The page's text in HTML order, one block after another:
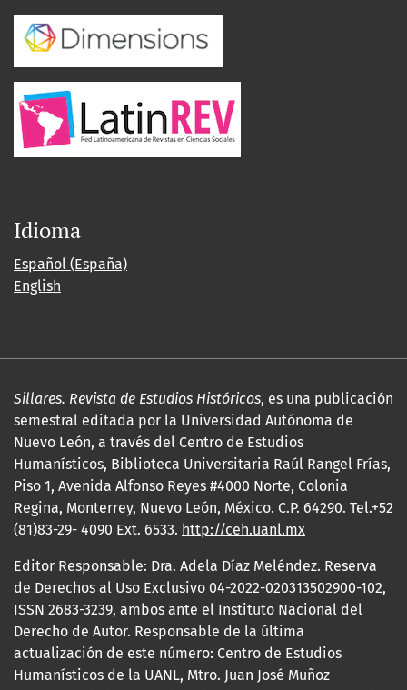
Idioma
Español (España)
English
Sillares. Revista de Estudios Históricos, es una publicación
semestral editada por la Universidad Autónoma de
Nuevo León, a través del Centro de Estudios
Humanísticos, Biblioteca Universitaria Raúl Rangel Frías,
Piso 1, Avenida Alfonso Reyes #4000 Norte, Colonia
Regina, Monterrey, Nuevo León, México. C.P. 64290. Tel.+52
(81)83-29- 4090 Ext. 6533. http://ceh.uanl.mx
Editor Responsable: Dra. Adela Díaz Meléndez. Reserva
de Derechos al Uso Exclusivo 04-2022-020313502900-102,
ISSN 2683-3239, ambos ante el Instituto Nacional del
Derecho de Autor. Responsable de la última
actualización de este número: Centro de Estudios
Humanísticos de la UANL, Mtro. Juan José Muñoz